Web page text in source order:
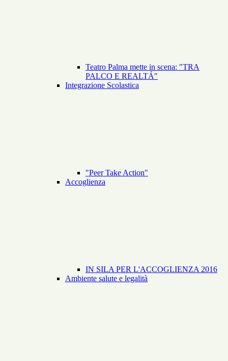
Teatro Palma mette in scena: "TRA
PALCO E REALTÁ"
Integrazione Scolastica
"Peer Take Action"
Accoglienza
IN SILA PER L'ACCOGLIENZA 2016
Ambiente salute e legalità